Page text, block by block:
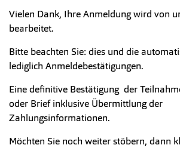
Vielen Dank, Ihre Anmeldung wird von
bearbeitet.
Bitte beachten Sie: dies und die
lediglich Anmeldebestätigungen.
Eine definitive Bestätigung der
oder Brief inklusive Übermittlung der
Zahlungsinformationen.
Möchten Sie noch weiter stöbern, dann